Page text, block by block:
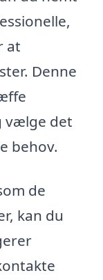
at
Denne
vælge det
behov.
de
kan du